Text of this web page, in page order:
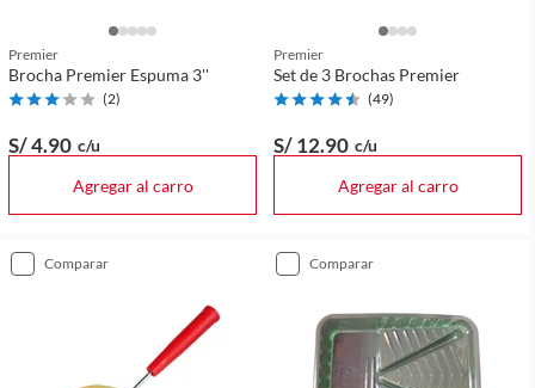
Premier
Brocha Premier Espuma 3''
(2)
S/ 4.90 c/u
Agregar al carro
Premier
Set de 3 Brochas Premier
(49)
S/ 12.90 c/u
Agregar al carro
comparar comparar